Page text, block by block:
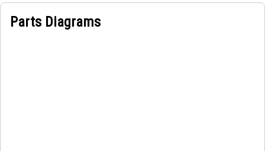
Parts Diagrams